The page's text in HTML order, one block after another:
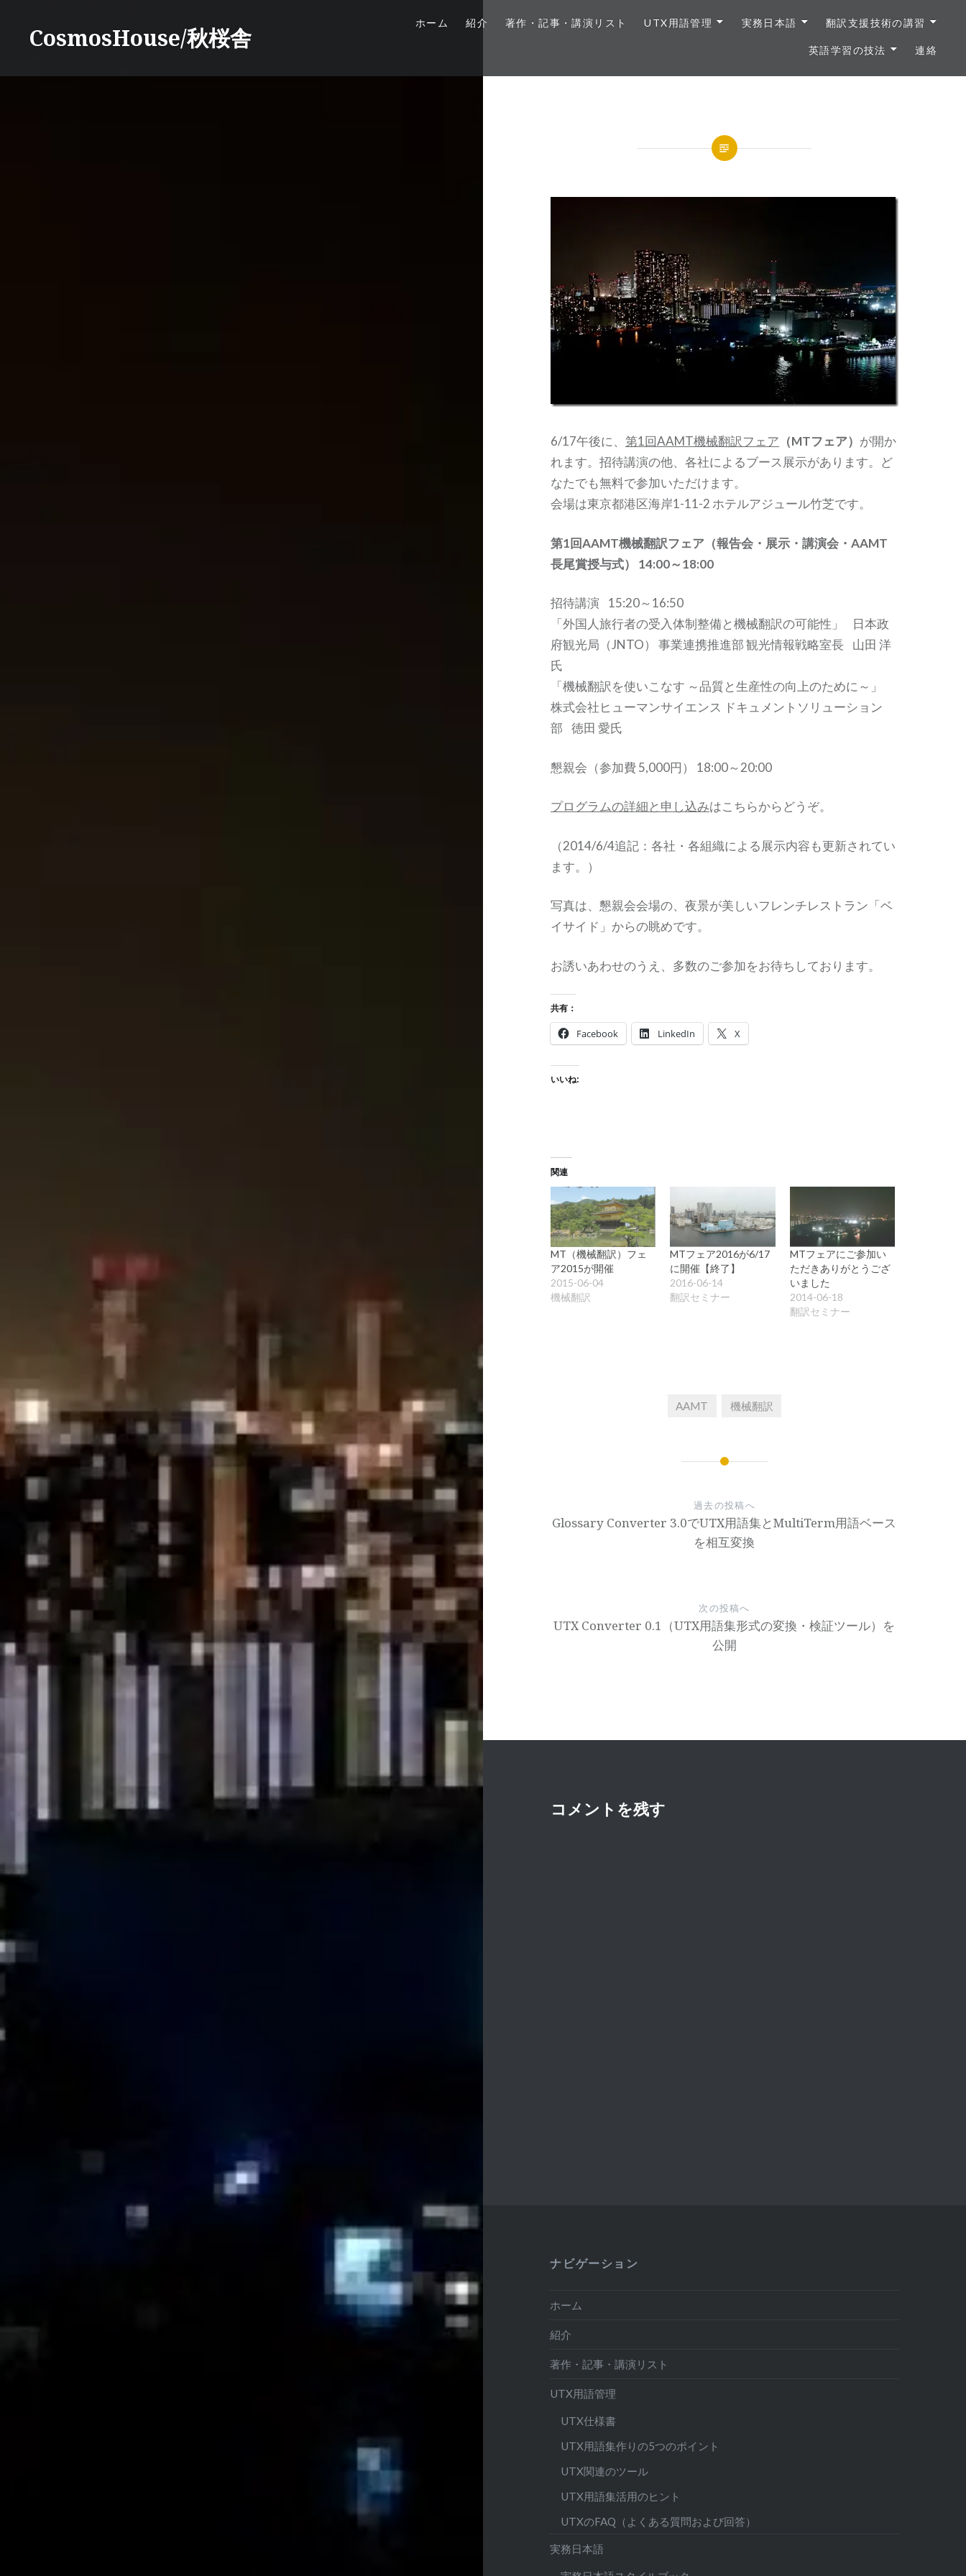
CosmosHouse/秋桜舎
ホーム 紹介 著作・記事・講演リスト UTX用語管理 実務日本語 翻訳支援技術の講習
英語学習の技法 連絡
6/17午後に、第1回AAMT機械翻訳フェア （MTフェア） が開か
れます。招待講演の他、各社によるブース展示があります。ど
なたでも無料で参加いただけます。
会場は東京都港区海岸1-11-2 ホテルアジュール竹芝です。
第1回AAMT機械翻訳フェア（報告会・展示・講演会・AAMT
長尾賞授与式） 14:00～18:00
招待講演 15:20～16:50
「外国人旅行者の受入体制整備と機械翻訳の可能性」 日本政
府観光局（JNTO） 事業連携推進部 観光情報戦略室長 山田 洋
氏
「機械翻訳を使いこなす ～品質と生産性の向上のために～」
株式会社ヒューマンサイエンス ドキュメントソリューション
部 徳田 愛氏
懇親会（参加費 5,000円） 18:00～20:00
プログラムの詳細と申し込みはこちらからどうぞ。
（2014/6/4追記：各社・各組織による展示内容も更新されてい
ます。）
写真は、懇親会会場の、夜景が美しいフレンチレストラン「ベ
イサイド」からの眺めです。
お誘いあわせのうえ、多数のご参加をお待ちしております。
共有：
Facebook LinkedIn X
いいね:
関連
MT（機械翻訳）フェ
ア2015が開催
2015-06-04
機械翻訳
MTフェア2016が6/17
に開催【終了】
2016-06-14
翻訳セミナー
MTフェアにご参加い
ただきありがとうござ
いました
2014-06-18
翻訳セミナー
AAMT 機械翻訳
投
ナ
ビ
ゲ
ョ
ン
過去の投稿へ
Glossary Converter 3.0でUTX用語集とMultiTerm用語ベース
を相互変換
次の投稿へ
UTX Converter 0.1（UTX用語集形式の変換・検証ツール）を
公開
コメントを残す
ナビゲーション
ホーム
紹介
著作・記事・講演リスト
UTX用語管理
UTX仕様書
UTX用語集作りの5つのポイント
UTX関連のツール
UTX用語集活用のヒント
UTXのFAQ（よくある質問および回答）
実務日本語